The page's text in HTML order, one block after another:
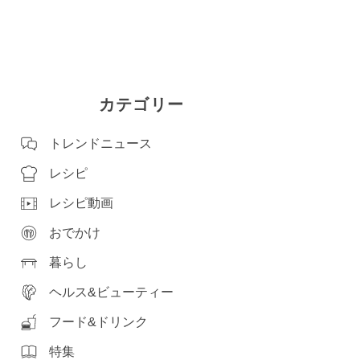
カテゴリー
トレンドニュース
レシピ
レシピ動画
おでかけ
暮らし
ヘルス&ビューティー
フード&ドリンク
特集